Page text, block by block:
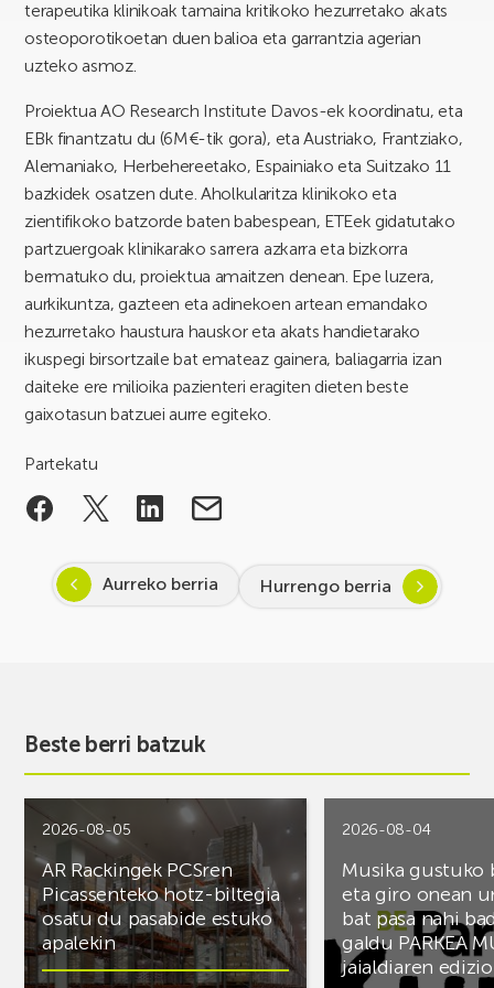
terapeutika klinikoak tamaina kritikoko hezurretako akats
osteoporotikoetan duen balioa eta garrantzia agerian
uzteko asmoz.
Proiektua AO Research Institute Davos-ek koordinatu, eta
EBk finantzatu du (6M€-tik gora), eta Austriako, Frantziako,
Alemaniako, Herbehereetako, Espainiako eta Suitzako 11
bazkidek osatzen dute. Aholkularitza klinikoko eta
zientifikoko batzorde baten babespean, ETEek gidatutako
partzuergoak klinikarako sarrera azkarra eta bizkorra
bermatuko du, proiektua amaitzen denean. Epe luzera,
aurkikuntza, gazteen eta adinekoen artean emandako
hezurretako haustura hauskor eta akats handietarako
ikuspegi birsortzaile bat emateaz gainera, baliagarria izan
daiteke ere milioika pazienteri eragiten dieten beste
gaixotasun batzuei aurre egiteko.
Partekatu
Aurreko berria Hurrengo berria
Beste berri batzuk
2026-08-05
AR Rackingek PCSren
Picassenteko hotz-biltegia
osatu du pasabide estuko
apalekin
2026-08-04
Musika gustuko
eta giro onean
bat pasa nahi
galdu PARKEA
jaialdiaren